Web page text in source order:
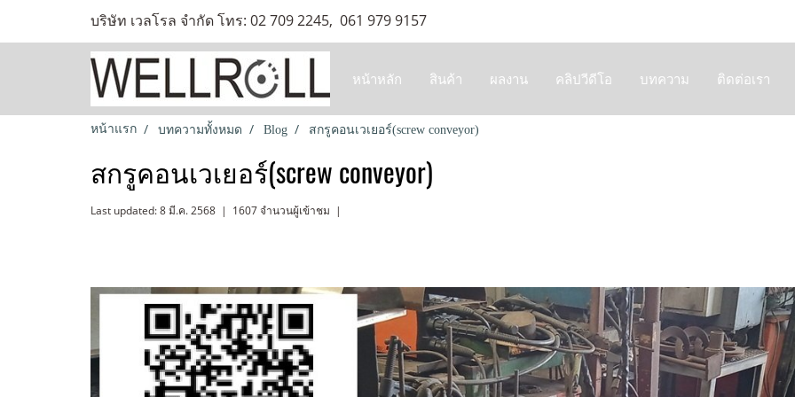
บริษัท เวลโรล จำกัด โทร: 02 709 2245, 061 979 9157
หน้าหลัก สินค้า ผลงาน คลิปวีดีโอ บทความ ติดต่อเรา
หน้าแรก บทความทั้งหมด Blog สกรูคอนเวเยอร์(screw conveyor)
สกรูคอนเวเยอร์(screw conveyor)
Last updated: 8 มี.ค. 2568 | 1607 จำนวนผู้เข้าชม |